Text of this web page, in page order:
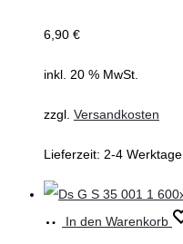
6,90 €
inkl. 20 % MwSt.
zzgl. Versandkosten
Lieferzeit: 2-4 Werktage
In den Warenkorb